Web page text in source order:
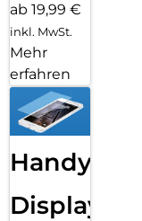
ab 19,99 €
inkl. MwSt.
Mehr
erfahren
Handy
Displayfolie